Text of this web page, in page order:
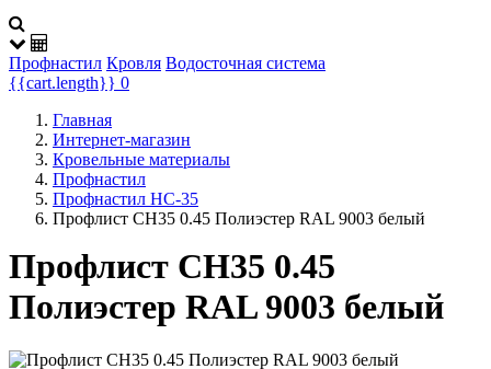
Профнастил Кровля Водосточная система
{{cart.length}} 0
Главная
Интернет-магазин
Кровельные материалы
Профнастил
Профнастил НС-35
Профлист СН35 0.45 Полиэстер RAL 9003 белый
Профлист СН35 0.45
Полиэстер RAL 9003 белый